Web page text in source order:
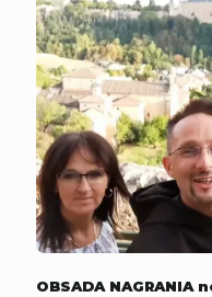
OBSADA